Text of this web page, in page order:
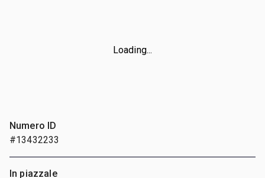
Loading...
Numero ID
#13432233
In piazzale